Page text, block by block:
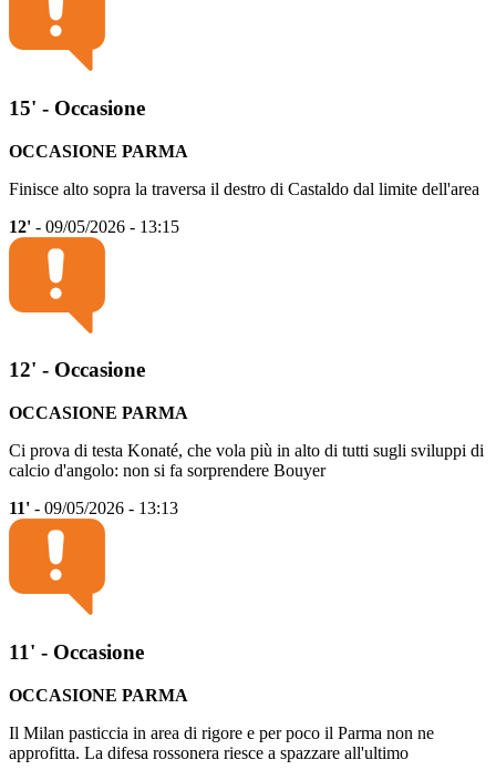
15' - Occasione
OCCASIONE PARMA
Finisce alto sopra la traversa il destro di Castaldo dal limite dell'area
12' - 09/05/2026 - 13:15
12' - Occasione
OCCASIONE PARMA
Ci prova di testa Konaté, che vola più in alto di tutti sugli sviluppi di
calcio d'angolo: non si fa sorprendere Bouyer
11' - 09/05/2026 - 13:13
11' - Occasione
OCCASIONE PARMA
Il Milan pasticcia in area di rigore e per poco il Parma non ne
approfitta. La difesa rossonera riesce a spazzare all'ultimo